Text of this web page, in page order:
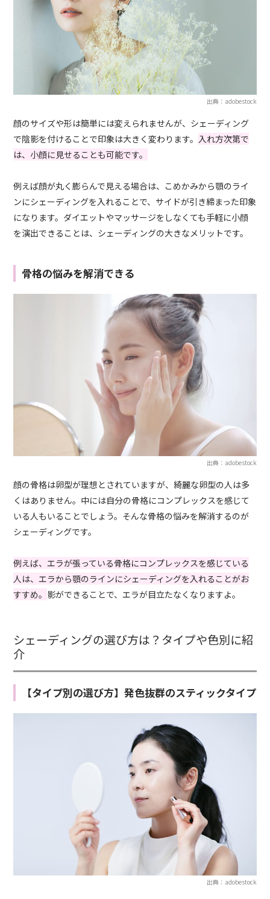
出典：adobestock
顔のサイズや形は簡単には変えられませんが、シェーディング
で陰影を付けることで印象は大きく変わります。入れ方次第で
は、小顔に見せることも可能です。
例えば顔が丸く膨らんで見える場合は、こめかみから顎のライ
ンにシェーディングを入れることで、サイドが引き締まった印象
になります。ダイエットやマッサージをしなくても手軽に小顔
を演出できることは、シェーディングの大きなメリットです。
骨格の悩みを解消できる
出典：adobestock
顔の骨格は卵型が理想とされていますが、綺麗な卵型の人は多
くはありません。中には自分の骨格にコンプレックスを感じて
いる人もいることでしょう。そんな骨格の悩みを解消するのが
シェーディングです。
例えば、エラが張っている骨格にコンプレックスを感じている
人は、エラから顎のラインにシェーディングを入れることがお
すすめ。 影ができることで、エラが目立たなくなりますよ。
シェーディングの選び方は？タイプや色別に紹
介
【タイプ別の選び方】発色抜群のスティックタイプ
出典：adobestock